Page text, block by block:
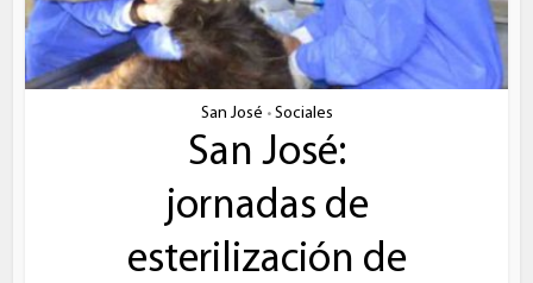
San José • Sociales
San José:
jornadas de
esterilización de